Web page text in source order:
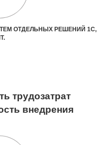
ОТДЕЛЬНЫХ РЕШЕНИЙ 1С,
трудозатрат
внедрения